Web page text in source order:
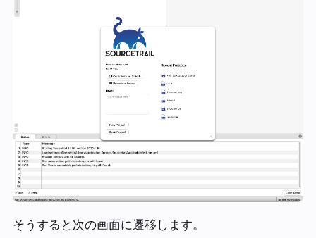
そうすると次の画面に遷移します。